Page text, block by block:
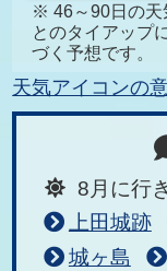
※ 46～90日の天
とのタイアップ
づく予想です。
天気アイコンの
8月に行
上田城跡
城ヶ島